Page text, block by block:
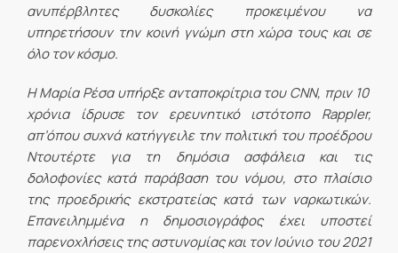
ανυπέρβλητες δυσκολίες προκειμένου να
υπηρετήσουν την κοινή γνώμη στη χώρα τους και σε
όλο τον κόσμο.
Η Μαρία Ρέσα υπήρξε ανταποκρίτρια του CNN, πριν 10
χρόνια ίδρυσε τον ερευνητικό ιστότοπο Rappler,
απ’όπου συχνά κατήγγειλε την πολιτική του προέδρου
Ντουτέρτε για τη δημόσια ασφάλεια και τις
δολοφονίες κατά παράβαση του νόμου, στο πλαίσιο
της προεδρικής εκστρατείας κατά των ναρκωτικών.
Επανειλημμένα η δημοσιογράφος έχει υποστεί
παρενοχλήσεις της αστυνομίας και τον Ιούνιο του 2021